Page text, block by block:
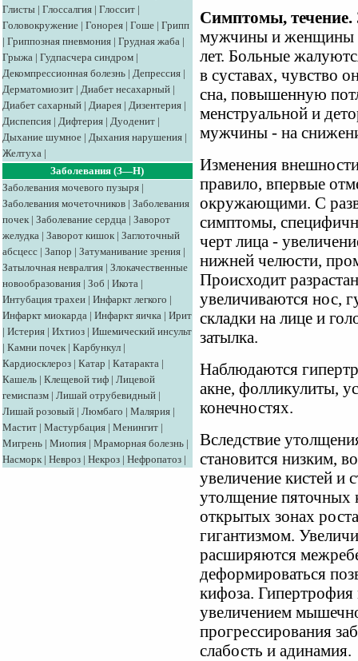
Глисты | Глоссалгия | Глоссит |
Головокружение | Гонорея | Гоше | Грипп
| Гриппозная пневмония | Грудная жаба |
Грыжа | Гудпасчера синдром |
Декомпрессионная болезнь | Депрессия |
Дерматомиозит | Диабет несахарный |
Диабет сахарный | Диарея | Дизентерия |
Диспепсия | Дифтерия | Дуоденит |
Дыхание шумное | Дыхания нарушения |
Желтуха |
Заболевания (З—Н)
Заболевания мочевого пузыря |
Заболевания мочеточников | Заболевания
почек | Заболевание сердца | Заворот
желудка | Заворот кишок | Заглоточный
абсцесс | Запор | Затуманивание зрения |
Затылочная невралгия | Злокачественные
новообразования | Зоб | Икота |
Интубация трахеи | Инфаркт легкого |
Инфаркт миокарда | Инфаркт яичка | Ирит
| Истерия | Ихтиоз | Ишемический инсульт
| Камни почек | Карбункул |
Кардиосклероз | Катар | Катаракта |
Кашель | Клещевой тиф | Лицевой
гемиспазм | Лишай отрубевидный |
Лишай розовый | Люмбаго | Малярия |
Мастит | Мастурбация | Менингит |
Мигрень | Миопия | Мраморная болезнь |
Насморк | Невроз | Некроз | Нефропатоз |
Симптомы, течение.
мужчины и женщины
лет. Больные
в суставах, чувство
сна, повышенную
менструальной и
мужчины - на
Изменения
правило, впервые
окружающими. С
симптомы,
черт лица -
нижней челюсти,
Происходит
увеличиваются нос,
складки на лице и
затылка.
Наблюдаются
акне, фолликулиты,
конечностях.
Вследствие
становится низким,
увеличение кистей и
утолщение пяточных
открытых зонах
гигантизмом.
расширяются
деформироваться
кифоза.
увеличением
прогрессирования
слабость и адинамия.